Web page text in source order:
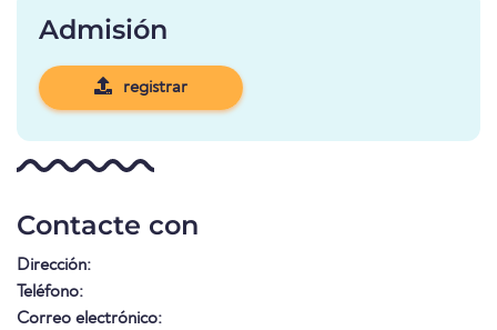
Admisión
registrar
Contacte con
Dirección:
Teléfono:
Correo electrónico: